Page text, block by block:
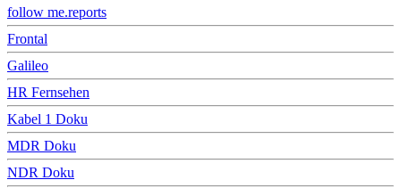
follow me.reports
Frontal
Galileo
HR Fernsehen
Kabel 1 Doku
MDR Doku
NDR Doku